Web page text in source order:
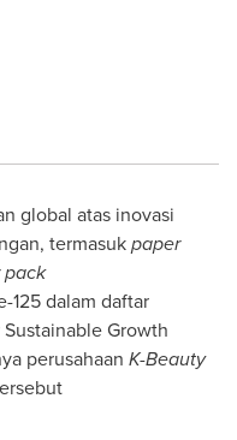
global atas inovasi
termasukpaper
125 dalam daftar
Growth
perusahaan K-Beauty